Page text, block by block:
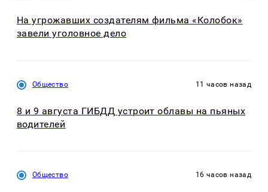
На угрожавших создателям фильма «Колобок»
завели уголовное дело
Общество 11 часов назад
8 и 9 августа ГИБДД устроит облавы на пьяных
водителей
Общество 16 часов назад